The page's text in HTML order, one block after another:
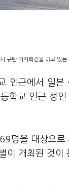
규탄 기자회견을 하고 있는
인근에서 일
교 인근 성
명을 대상으
이 개최된 것